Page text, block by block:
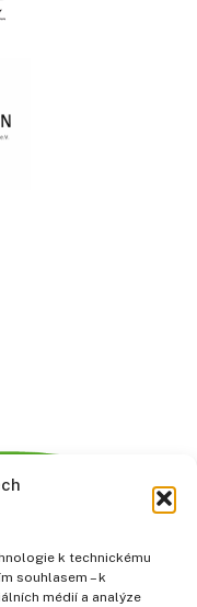
k technickému
souhlasem – k
médií a analýze